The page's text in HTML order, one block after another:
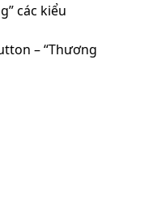
các kiểu
– “Thương